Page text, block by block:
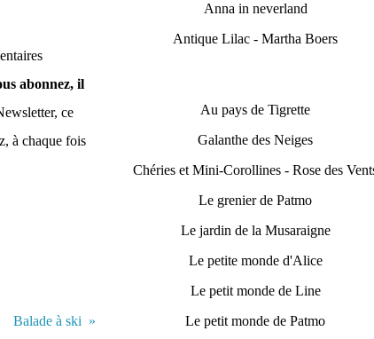
abonnez, il
ce
à chaque fois
Balade à ski
Anna in neverland
Antique Lilac - Martha Boers
Au pays de Tigrette
Galanthe des Neiges
Chéries et Mini-Corollines - Rose des
Le grenier de Patmo
Le jardin de la Musaraigne
Le petite monde d'Alice
Le petit monde de Line
Le petit monde de Patmo